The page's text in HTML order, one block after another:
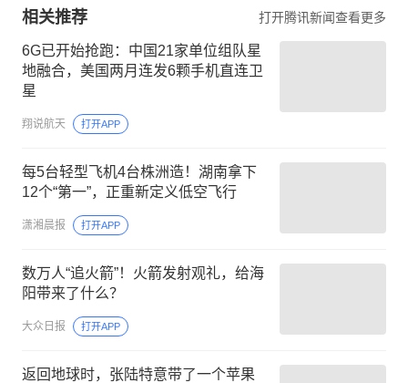
相关推荐 打开腾讯新闻查看更多
6G已开始抢跑：中国21家单位组队星
地融合，美国两月连发6颗手机直连卫
星
翔说航天 打开APP
每5台轻型飞机4台株洲造！湖南拿下
12个“第一”，正重新定义低空飞行
潇湘晨报 打开APP
数万人“追火箭”！火箭发射观礼，给海
阳带来了什么？
大众日报 打开APP
返回地球时，张陆特意带了一个苹果